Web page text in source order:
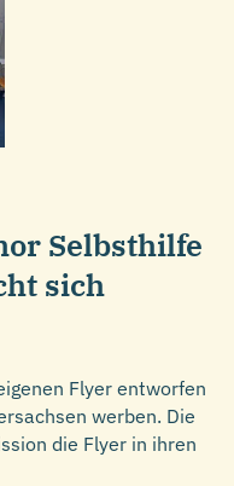
Selbsthilfe
sich
Flyer entworfen
werben. Die
die Flyer in ihren